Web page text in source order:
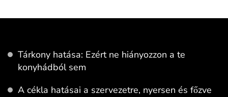
Tárkony hatása: Ezért ne hiányozzon a te
konyhádból sem
A cékla hatásai a szervezetre, nyersen és főzve